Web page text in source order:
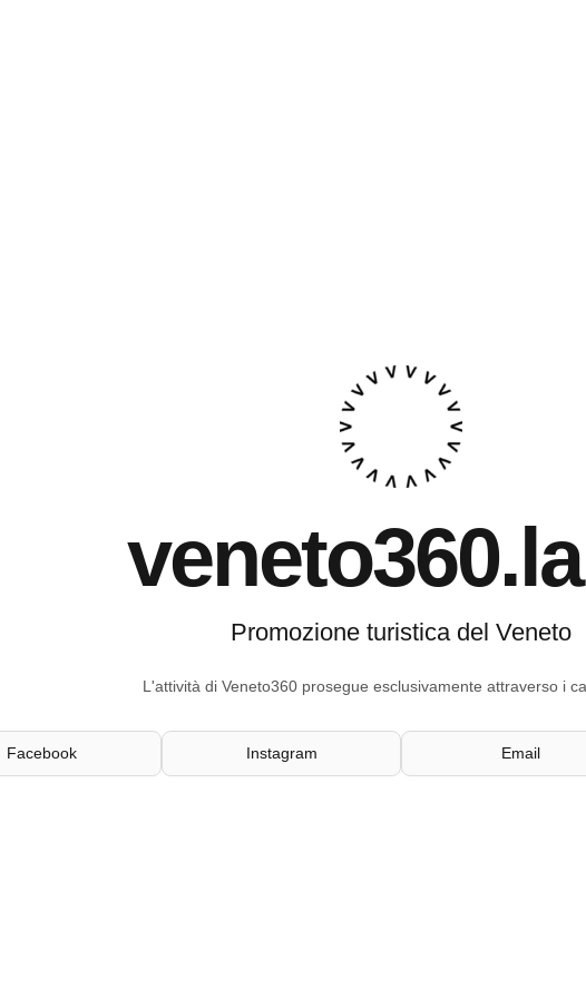
Promozione turistica del Veneto
L'attività di Veneto360 prosegue esclusivamente attraverso i
Facebook Instagram Email